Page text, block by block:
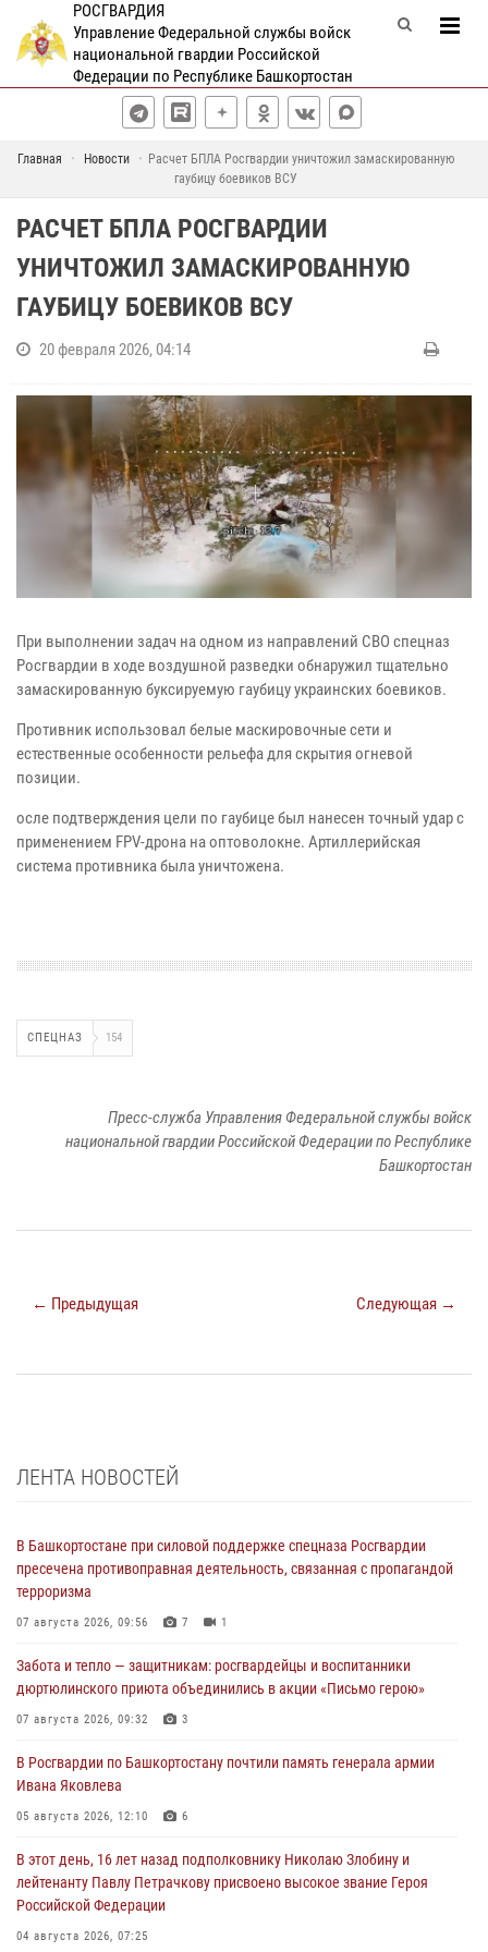
РОСГВАРДИЯ
Управление Федеральной службы войск
национальной гвардии Российской
Федерации по Республике Башкортостан
Главная Новости
Расчет БПЛА Росгвардии уничтожил замаскированную
гаубицу боевиков ВСУ
РАСЧЕТ БПЛА РОСГВАРДИИ
УНИЧТОЖИЛ ЗАМАСКИРОВАННУЮ
ГАУБИЦУ БОЕВИКОВ ВСУ
20 февраля 2026, 04:14
При выполнении задач на одном из направлений СВО спецназ
Росгвардии в ходе воздушной разведки обнаружил тщательно
замаскированную буксируемую гаубицу украинских боевиков.
Противник использовал белые маскировочные сети и
естественные особенности рельефа для скрытия огневой
позиции.
осле подтверждения цели по гаубице был нанесен точный удар с
применением FPV-дрона на оптоволокне. Артиллерийская
система противника была уничтожена.
СПЕЦНАЗ 154
Пресс-служба Управления Федеральной службы войск
национальной гвардии Российской Федерации по Республике
Башкортостан
← Предыдущая Следующая →
ЛЕНТА НОВОСТЕЙ
В Башкортостане при силовой поддержке спецназа Росгвардии
пресечена противоправная деятельность, связанная с пропагандой
терроризма
07 августа 2026, 09:56 7 1
Забота и тепло — защитникам: росгвардейцы и воспитанники
дюртюлинского приюта объединились в акции «Письмо герою»
07 августа 2026, 09:32 3
В Росгвардии по Башкортостану почтили память генерала армии
Ивана Яковлева
05 августа 2026, 12:10 6
В этот день, 16 лет назад подполковнику Николаю Злобину и
лейтенанту Павлу Петрачкову присвоено высокое звание Героя
Российской Федерации
04 августа 2026, 07:25